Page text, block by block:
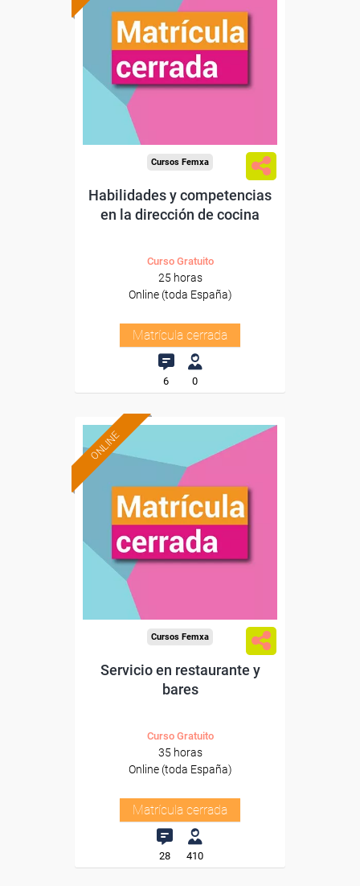
Cursos Femxa
Habilidades y competencias
en la dirección de cocina
Curso Gratuito
25 horas
Online (toda España)
Matrícula cerrada
6 0
ONLINE
Cursos Femxa
Servicio en restaurante y
bares
Curso Gratuito
35 horas
Online (toda España)
Matrícula cerrada
28 410